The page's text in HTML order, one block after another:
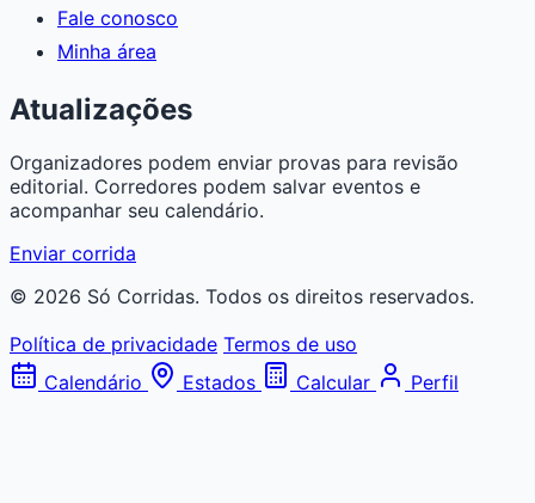
Fale conosco
Minha área
Atualizações
Organizadores podem enviar provas para revisão
editorial. Corredores podem salvar eventos e
acompanhar seu calendário.
Enviar corrida
© 2026 Só Corridas. Todos os direitos reservados.
Política de privacidade Termos de uso
Calendário
Estados Calcular Perfil